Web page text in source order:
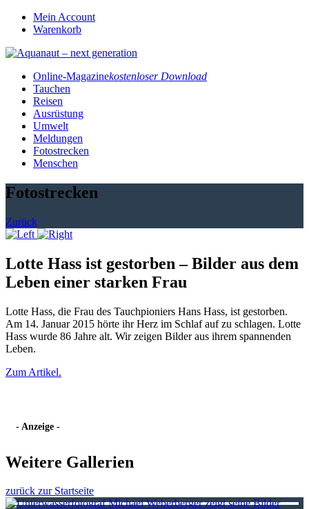
Mein Account
Warenkorb
Online-Magazinekostenloser Download
Tauchen
Reisen
Ausrüstung
Umwelt
Meldungen
Fotostrecken
Menschen
Fotostrecken
Zurück
Lotte Hass ist gestorben – Bilder aus dem
Leben einer starken Frau
Lotte Hass, die Frau des Tauchpioniers Hans Hass, ist gestorben.
Am 14. Januar 2015 hörte ihr Herz im Schlaf auf zu schlagen. Lotte
Hass wurde 86 Jahre alt. Wir zeigen Bilder aus ihrem spannenden
Leben.
Zum Artikel.
- Anzeige -
Weitere Gallerien
zurück zur Startseite